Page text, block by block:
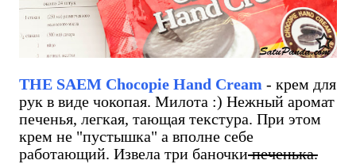
THE SAEM Chocopie Hand Cream - крем для
рук в виде чокопая. Милота :) Нежный аромат
печенья, легкая, тающая текстура. При этом
крем не "пустышка" а вполне себе
работающий. Извела три баночкипеченька.